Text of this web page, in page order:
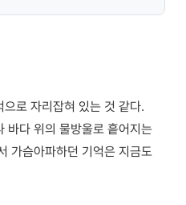
로 자리잡혀 있는 것 같다.
바다 위의 물방울로 흩어지는
가슴아파하던 기억은 지금도